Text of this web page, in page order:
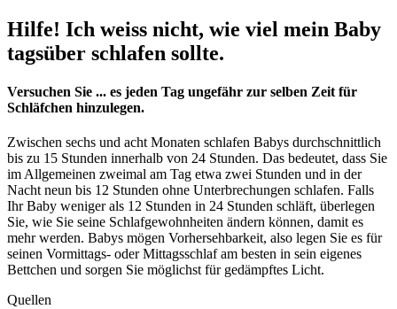
Hilfe! Ich weiss nicht, wie viel mein Baby
tagsüber schlafen sollte.
Versuchen Sie ... es jeden Tag ungefähr zur selben Zeit für
Schläfchen hinzulegen.
Zwischen sechs und acht Monaten schlafen Babys durchschnittlich
bis zu 15 Stunden innerhalb von 24 Stunden. Das bedeutet, dass Sie
im Allgemeinen zweimal am Tag etwa zwei Stunden und in der
Nacht neun bis 12 Stunden ohne Unterbrechungen schlafen. Falls
Ihr Baby weniger als 12 Stunden in 24 Stunden schläft, überlegen
Sie, wie Sie seine Schlafgewohnheiten ändern können, damit es
mehr werden. Babys mögen Vorhersehbarkeit, also legen Sie es für
seinen Vormittags- oder Mittagsschlaf am besten in sein eigenes
Bettchen und sorgen Sie möglichst für gedämpftes Licht.
Quellen